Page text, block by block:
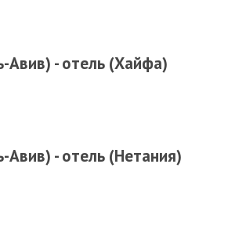
Авив) - отель (Хайфа)
Авив) - отель (Нетания)